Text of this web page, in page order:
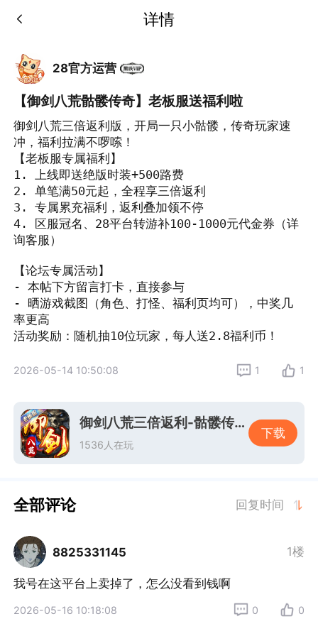
详情
28官方运营
【御剑八荒骷髅传奇】老板服送福利啦
御剑八荒三倍返利版，开局一只小骷髅，传奇玩家速
冲，福利拉满不啰嗦！
【老板服专属福利】
1. 上线即送绝版时装+500路费
2. 单笔满50元起，全程享三倍返利
3. 专属累充福利，返利叠加领不停
4. 区服冠名、28平台转游补100-1000元代金券（详
询客服）
【论坛专属活动】
- 本帖下方留言打卡，直接参与
- 晒游戏截图（角色、打怪、福利页均可），中奖几
率更高
活动奖励：随机抽10位玩家，每人送2.8福利币！
2026-05-14 10:50:08 1 1
御剑八荒三倍返利-骷髅传奇老板服
1536人在玩
下载
全部评论 回复时间
8825331145 1楼
我号在这平台上卖掉了，怎么没看到钱啊
2026-05-16 10:18:08 0 0